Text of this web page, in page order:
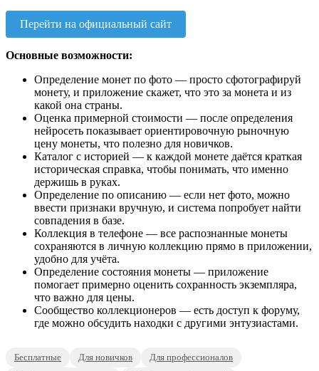
Перейти на официальный сайт
Основные возможности:
Определение монет по фото — просто сфотографируй
монету, и приложение скажет, что это за монета и из
какой она страны.
Оценка примерной стоимости — после определения
нейросеть показывает ориентировочную рыночную
цену монеты, что полезно для новичков.
Каталог с историей — к каждой монете даётся краткая
историческая справка, чтобы понимать, что именно
держишь в руках.
Определение по описанию — если нет фото, можно
ввести признаки вручную, и система попробует найти
совпадения в базе.
Коллекция в телефоне — все распознанные монеты
сохраняются в личную коллекцию прямо в приложении,
удобно для учёта.
Определение состояния монеты — приложение
помогает примерно оценить сохранность экземпляра,
что важно для цены.
Сообщество коллекционеров — есть доступ к форуму,
где можно обсудить находки с другими энтузиастами.
Бесплатные Для новичков
Для профессионалов